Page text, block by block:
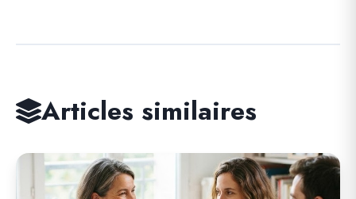
Articles similaires